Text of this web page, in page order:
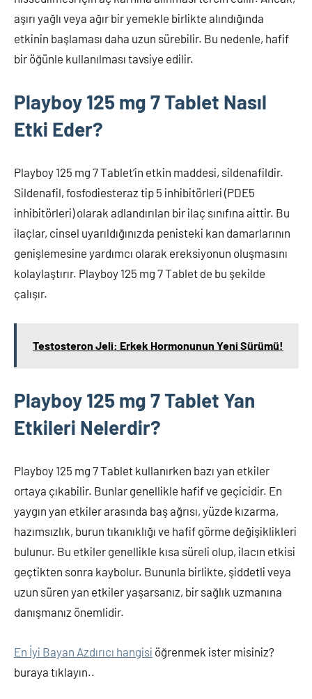
aşırı yağlı veya ağır bir yemekle birlikte alındığında
etkinin başlaması daha uzun sürebilir. Bu nedenle, hafif
bir öğünle kullanılması tavsiye edilir.
Playboy 125 mg 7 Tablet Nasıl
Etki Eder?
Playboy 125 mg 7 Tablet’in etkin maddesi, sildenafildir.
Sildenafil, fosfodiesteraz tip 5 inhibitörleri (PDE5
inhibitörleri) olarak adlandırılan bir ilaç sınıfına aittir. Bu
ilaçlar, cinsel uyarıldığınızda penisteki kan damarlarının
genişlemesine yardımcı olarak ereksiyonun oluşmasını
kolaylaştırır. Playboy 125 mg 7 Tablet de bu şekilde
çalışır.
Testosteron Jeli: Erkek Hormonunun Yeni Sürümü!
Playboy 125 mg 7 Tablet Yan
Etkileri Nelerdir?
Playboy 125 mg 7 Tablet kullanırken bazı yan etkiler
ortaya çıkabilir. Bunlar genellikle hafif ve geçicidir. En
yaygın yan etkiler arasında baş ağrısı, yüzde kızarma,
hazımsızlık, burun tıkanıklığı ve hafif görme değişiklikleri
bulunur. Bu etkiler genellikle kısa süreli olup, ilacın etkisi
geçtikten sonra kaybolur. Bununla birlikte, şiddetli veya
uzun süren yan etkiler yaşarsanız, bir sağlık uzmanına
danışmanız önemlidir.
En İyi Bayan Azdırıcı hangisi öğrenmek ister misiniz?
buraya tıklayın..